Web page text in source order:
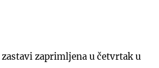
zaprimljena u četvrtak u